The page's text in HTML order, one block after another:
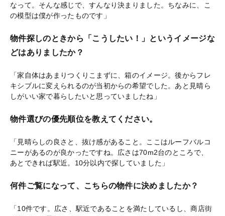
なって。そんな感じで、すんなり決まりました。ちなみに、こ
の模型は僕が作ったものです」
物件探しのときから「こうしたい！」というイメージな
どはありましたか？
「家自体はあまりつくりこまずに、箱のイメージ。後からフレ
キシブルに変えられるのが当初からの希望でした。あと見晴ら
しがいい家で暮らしたいと思っていましたね」
物件選びの優先順位を教えてください。
「見晴らしの良さと、抜け感があること。ここはルーフバルコ
ニーがあるのが良かったですね。広さは70m2台のところで、
あとできれば駅近。10分以内で探していました」
何件ご覧になって、こちらの物件に決めましたか？
「10件です。広さ、駅近であることを満たしているし、商店街